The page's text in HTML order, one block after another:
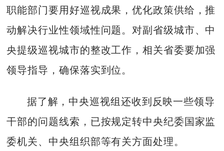
职能部门要用好巡视成果，优化政策供给，推
动解决行业性领域性问题。对副省级城市、中
央提级巡视城市的整改工作，相关省委要加强
领导指导，确保落实到位。
据了解，中央巡视组还收到反映一些领导
干部的问题线索，已按规定转中央纪委国家监
委机关、中央组织部等有关方面处理。